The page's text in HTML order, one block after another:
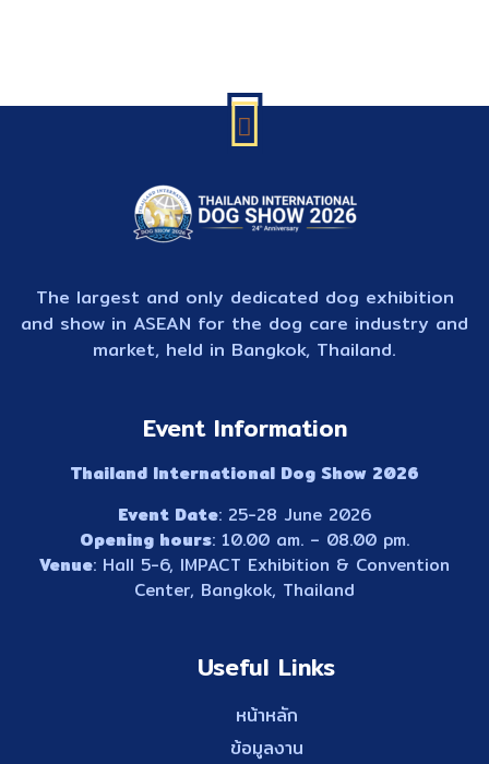
The largest and only dedicated dog exhibition
and show in ASEAN for the dog care industry and
market, held in Bangkok, Thailand.
Event Information
Thailand International Dog Show 2026
Event Date: 25-28 June 2026
Opening hours: 10.00 am. – 08.00 pm.
Venue: Hall 5-6, IMPACT Exhibition & Convention
Center, Bangkok, Thailand
Useful Links
หน้าหลัก
ข้อมูลงาน